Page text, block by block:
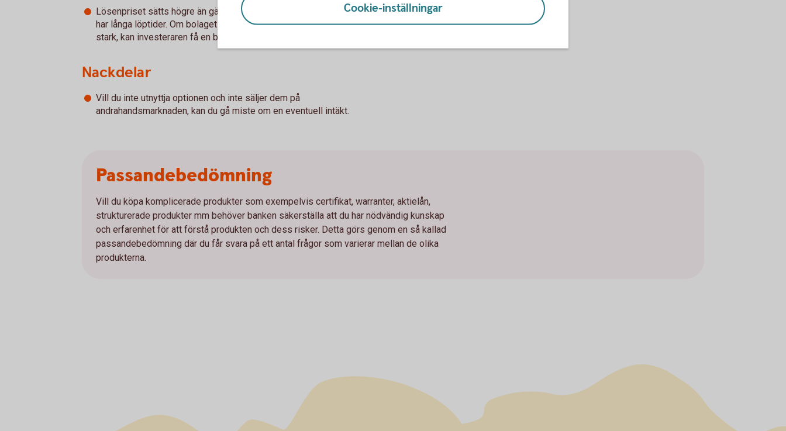
Lösenpriset sätts högre än gällande marknadskurs då dessa kontrakt
har långa löptider. Om bolaget går bra och framtidstron på aktien är
stark, kan investeraren få en bra hävstång på sin option.
Nackdelar
Vill du inte utnyttja optionen och inte säljer dem på
andrahandsmarknaden, kan du gå miste om en eventuell intäkt.
Passandebedömning
Vill du köpa komplicerade produkter som exempelvis certifikat, warranter, aktielån,
strukturerade produkter mm behöver banken säkerställa att du har nödvändig kunskap
och erfarenhet för att förstå produkten och dess risker. Detta görs genom en så kallad
passandebedömning där du får svara på ett antal frågor som varierar mellan de olika
produkterna.
Cookie-inställningar